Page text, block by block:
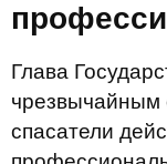
Глава
чрезвычайным
спасатели